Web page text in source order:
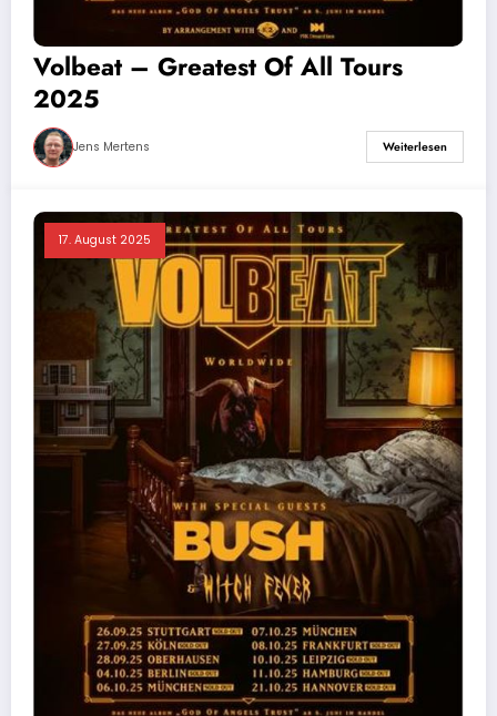
Volbeat – Greatest Of All Tours
2025
Jens Mertens Weiterlesen
17. August 2025